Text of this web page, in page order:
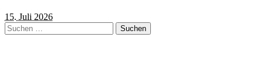
15. Juli 2026
Suchen
nach: